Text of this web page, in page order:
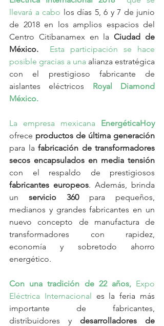
llevará a cabo los días 5, 6 y 7 de junio
de 2018 en los amplios espacios del
Centro Citibanamex en la Ciudad de
México.
Esta participación se hace
posible gracias a una alianza estratégica
con el prestigioso fabricante de
aislantes eléctricos Royal Diamond
México.
La empresa mexicana EnergéticaHoy
ofrece productos de última generación
para la fabricación de transformadores
fabricantes europeos. Además, brinda
un servicio 360 para pequeños,
medianos y grandes fabricantes en un
nuevo concepto de manufactura de
transformadores con rapidez,
economía y sobretodo ahorro
energético.
Con una tradición de 22 años, Expo
Eléctrica Internacional es la feria más
importante de fabricantes,
distribuidores y desarrolladores de